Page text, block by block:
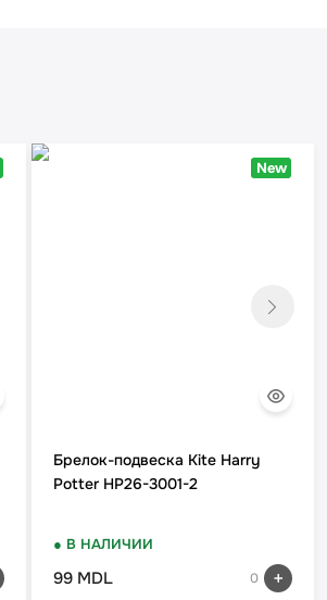
New
Брелок-подвеска Kite Harry
Potter HP26-3001-2
● В НАЛИЧИИ
99 MDL 0